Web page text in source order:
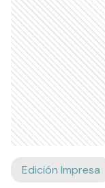
Edición Impresa